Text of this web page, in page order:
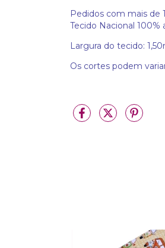
Pedidos com mais de
Tecido Nacional 100%
Largura do tecido:
Os cortes podem